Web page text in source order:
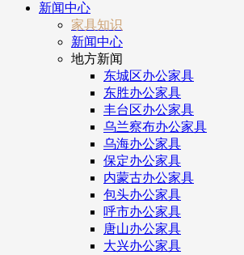
新闻中心
家具知识
新闻中心
地方新闻
东城区办公家具
东胜办公家具
丰台区办公家具
乌兰察布办公家具
乌海办公家具
保定办公家具
内蒙古办公家具
包头办公家具
呼市办公家具
唐山办公家具
大兴办公家具